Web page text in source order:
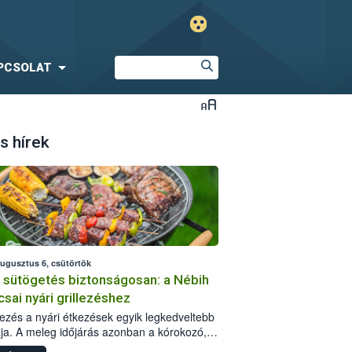
hírek
6, csütörtök
sütögetés biztonságosan: a Nébih
nyári grillezéshez
a nyári étkezések egyik legkedveltebb
A meleg időjárás azonban a kórokozó,
okozó baktériumok gyorsabb